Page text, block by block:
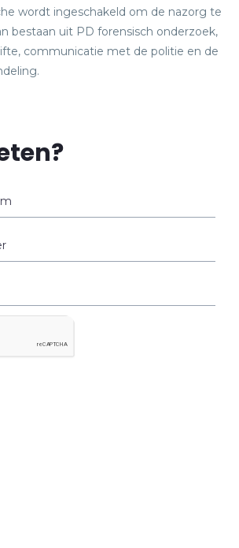
wordt ingeschakeld om de nazorg te
bestaan uit PD forensisch onderzoek,
communicatie met de politie en de